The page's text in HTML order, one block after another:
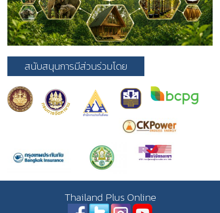
สนับสนุนการมีส่วนร่วมโดย
Thailand Plus Online